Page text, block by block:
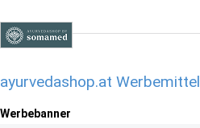
ayurvedashop.at
Werbebanner